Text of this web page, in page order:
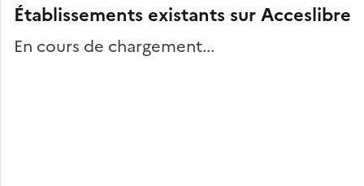
Établissements existants sur Acceslibre
En cours de chargement...